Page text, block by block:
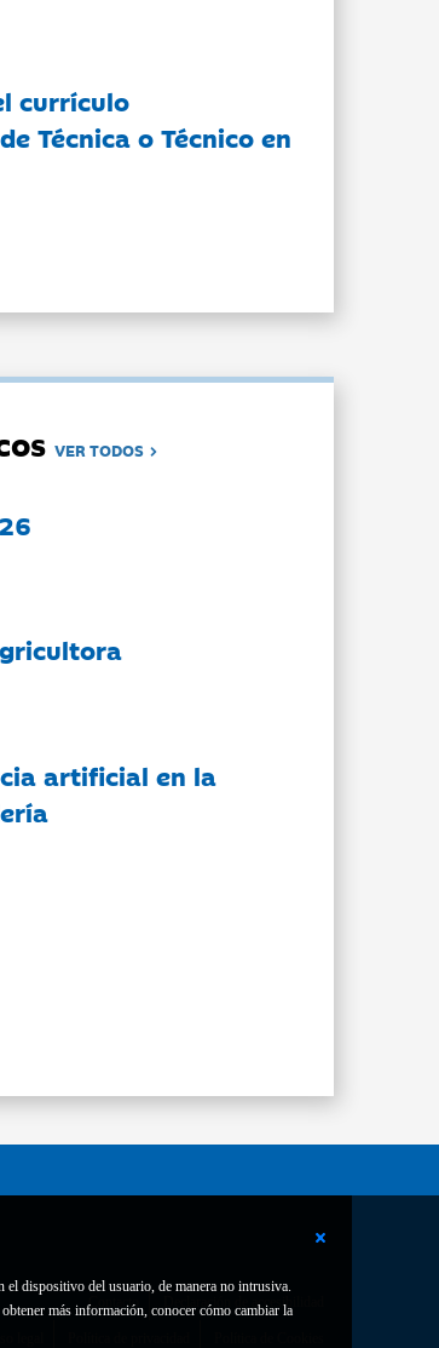
el dispositivo del usuario, de manera no intrusiva.
más información, conocer cómo cambiar la
currículo
Técnica o Técnico en
VER TODOS
artificial en la
Contacto Declaración de accesibilidad